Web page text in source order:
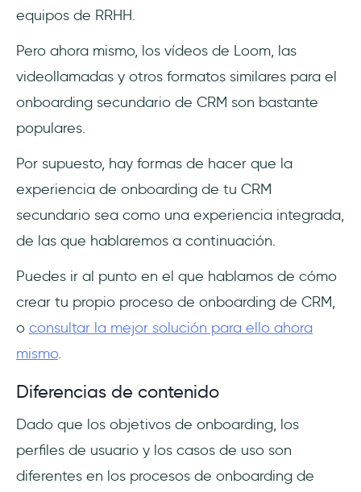
equipos de RRHH.
Pero ahora mismo, los vídeos de Loom, las
videollamadas y otros formatos similares para el
onboarding secundario de CRM son bastante
populares.
Por supuesto, hay formas de hacer que la
experiencia de onboarding de tu CRM
secundario sea como una experiencia integrada,
de las que hablaremos a continuación.
Puedes ir al punto en el que hablamos de cómo
crear tu propio proceso de onboarding de CRM,
o consultar la mejor solución para ello ahora
mismo.
Diferencias de contenido
Dado que los objetivos de onboarding, los
perfiles de usuario y los casos de uso son
diferentes en los procesos de onboarding de